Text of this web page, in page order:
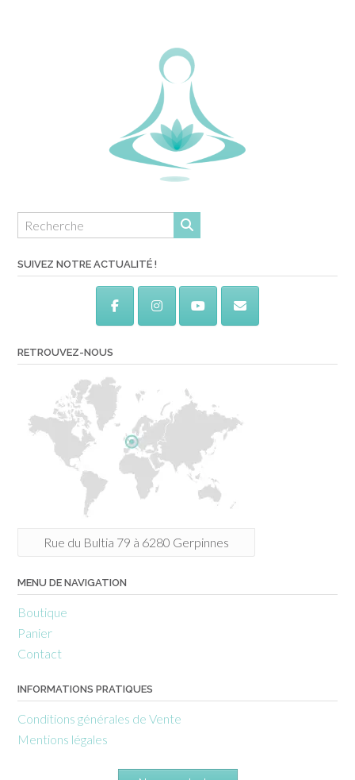
SUIVEZ NOTRE ACTUALITÉ !
RETROUVEZ-NOUS
Rue du Bultia 79 à 6280 Gerpinnes
MENU DE NAVIGATION
Boutique
Panier
Contact
INFORMATIONS PRATIQUES
Conditions générales de Vente
Mentions légales